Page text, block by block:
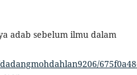
adab sebelum ilmu dalam